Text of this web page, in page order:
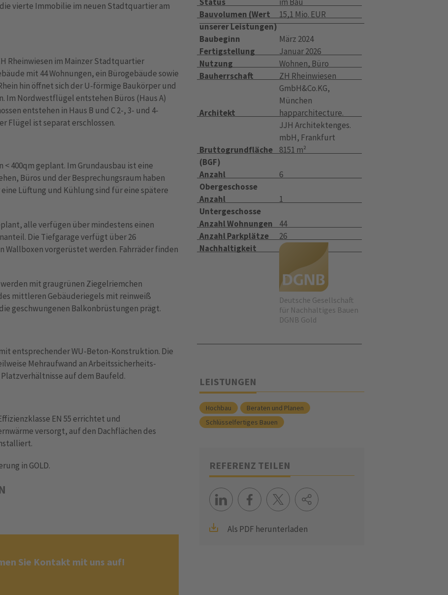
vierte Immobilie im neuen Stadtquartier am
Rheinwiesen im Mainzer Stadtquartier
mit 44 Wohnungen, ein Bürogebäude sowie
hin öffnet sich der U-förmige Baukörper und
Im Nordwestflügel entstehen Büros (Haus A)
entstehen in Haus B und C 2-, 3- und 4-
Flügel ist separat erschlossen.
400qm geplant. Im Grundausbau ist eine
Büros und der Besprechungsraum haben
Lüftung und Kühlung sind für eine spätere
alle verfügen über mindestens einen
Die Tiefgarage verfügt über 26
Wallboxen vorgerüstet werden. Fahrräder finden
mit graugrünen Ziegelriemchen
mittleren Gebäuderiegels mit reinweiß
geschwungenen Balkonbrüstungen prägt.
entsprechender WU-Beton-Konstruktion. Die
Mehraufwand an Arbeitssicherheits-
auf dem Baufeld.
EN 55 errichtet und
versorgt, auf den Dachflächen des
in GOLD.
Sie Kontakt mit uns auf!
Bauvolumen (Wert
unserer Leistungen)
15,1 Mio. EUR
Baubeginn
März 2024
Fertigstellung
Januar 2026
Nutzung
Wohnen, Büro
Bauherrschaft
ZH Rheinwiesen
GmbH&Co.KG,
München
Architekt
happarchitecture.
JJH Architektenges.
mbH, Frankfurt
Bruttogrundfläche
(BGF)
8151 m²
Anzahl
Obergeschosse
6
Anzahl
Untergeschosse
1
Anzahl Wohnungen
44
Anzahl Parkplätze
26
Nachhaltigkeit
Deutsche Gesellschaft
für Nachhaltiges Bauen
DGNB Gold
LEISTUNGEN
Hochbau
Beraten und Planen
Schlüsselfertiges Bauen
REFERENZ TEILEN
Als PDF herunterladen